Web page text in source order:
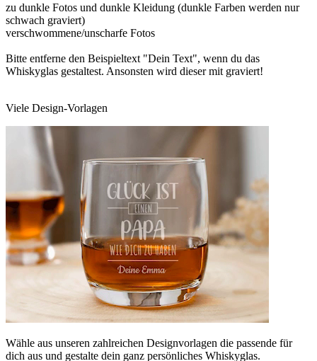
zu dunkle Fotos und dunkle Kleidung (dunkle Farben werden nur
schwach graviert)
verschwommene/unscharfe Fotos
Bitte entferne den Beispieltext "Dein Text", wenn du das
Whiskyglas gestaltest. Ansonsten wird dieser mit graviert!
Viele Design-Vorlagen
Wähle aus unseren zahlreichen Designvorlagen die passende für
dich aus und gestalte dein ganz persönliches Whiskyglas.